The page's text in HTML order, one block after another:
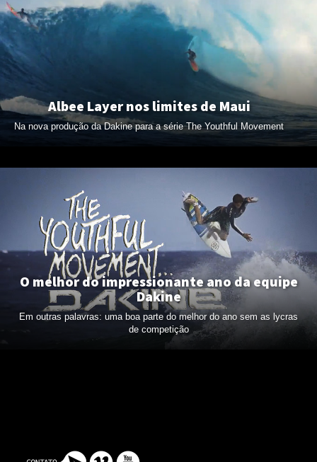
Albee Layer nos limites de Maui
Na nova produção da Dakine para a série The Youthful Movement
O melhor do impressionante ano da equipe
Dakine
Em outras palavras: uma boa parte do melhor do ano sem as lycras
de competição